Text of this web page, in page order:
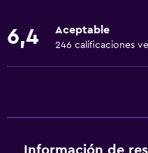
Toallas
General
6,4 Aceptable
246 calificaciones
Información de